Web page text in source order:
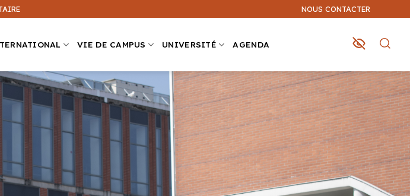
NOUS CONTACTER
VIE DE CAMPUS UNIVERSITÉ AGENDA
vous ?